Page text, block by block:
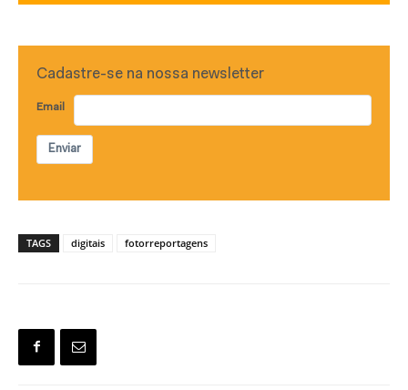
Cadastre-se na nossa newsletter
Email
Enviar
TAGS digitais fotorreportagens